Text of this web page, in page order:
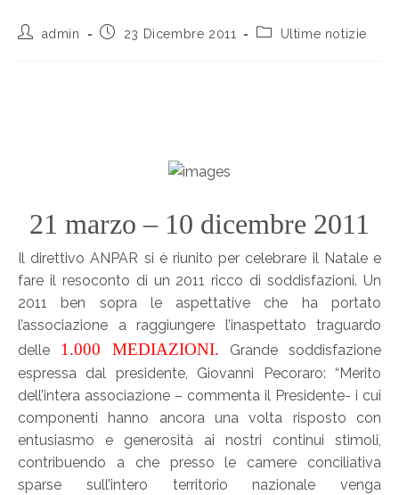
admin 23 Dicembre 2011 Ultime notizie
21 marzo – 10 dicembre 2011
Il direttivo ANPAR si è riunito per celebrare il Natale e
fare il resoconto di un 2011 ricco di soddisfazioni. Un
2011 ben sopra le aspettative che ha portato
l’associazione a raggiungere l’inaspettato traguardo
delle 1.000 MEDIAZIONI. Grande soddisfazione
espressa dal presidente, Giovanni Pecoraro: “Merito
dell’intera associazione – commenta il Presidente- i cui
componenti hanno ancora una volta risposto con
entusiasmo e generosità ai nostri continui stimoli,
contribuendo a che presso le camere conciliativa
sparse sull’intero territorio nazionale venga